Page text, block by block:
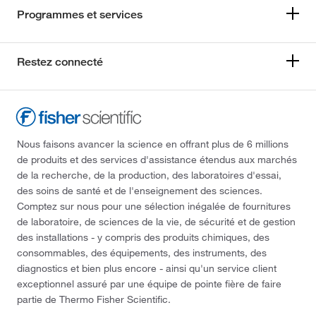
Programmes et services
Restez connecté
Nous faisons avancer la science en offrant plus de 6 millions
de produits et des services d'assistance étendus aux marchés
de la recherche, de la production, des laboratoires d'essai,
des soins de santé et de l'enseignement des sciences.
Comptez sur nous pour une sélection inégalée de fournitures
de laboratoire, de sciences de la vie, de sécurité et de gestion
des installations - y compris des produits chimiques, des
consommables, des équipements, des instruments, des
diagnostics et bien plus encore - ainsi qu'un service client
exceptionnel assuré par une équipe de pointe fière de faire
partie de Thermo Fisher Scientific.